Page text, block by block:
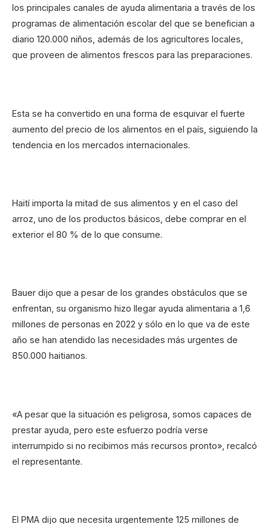
los principales canales de ayuda alimentaria a través de los
programas de alimentación escolar del que se benefician a
diario 120.000 niños, además de los agricultores locales,
que proveen de alimentos frescos para las preparaciones.
Esta se ha convertido en una forma de esquivar el fuerte
aumento del precio de los alimentos en el país, siguiendo la
tendencia en los mercados internacionales.
Haití importa la mitad de sus alimentos y en el caso del
arroz, uno de los productos básicos, debe comprar en el
exterior el 80 % de lo que consume.
Bauer dijo que a pesar de los grandes obstáculos que se
enfrentan, su organismo hizo llegar ayuda alimentaria a 1,6
millones de personas en 2022 y sólo en lo que va de este
año se han atendido las necesidades más urgentes de
850.000 haitianos.
«A pesar que la situación es peligrosa, somos capaces de
prestar ayuda, pero este esfuerzo podría verse
interrumpido si no recibimos más recursos pronto», recalcó
el representante.
El PMA dijo que necesita urgentemente 125 millones de